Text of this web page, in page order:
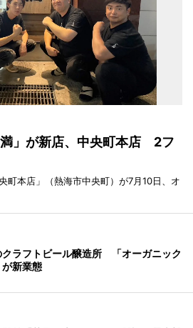
」が新店、中央町本店 2フ
町本店」（熱海市中央町）が7月10日、オ
クラフトビール醸造所 「オーガニック
新業態